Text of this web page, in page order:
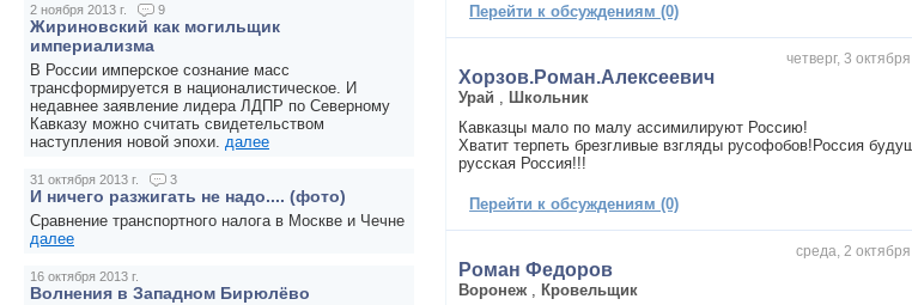
Перейти к обсуждениям (0)
четверг, 3
Хорзов.Роман.Алексеевич
Урай
Школьник
Кавказцы мало по малу ассимилируют Россию!
Хватит терпеть брезгливые взгляды русофобов!Россия
русская Россия!!!
Перейти к обсуждениям (0)
среда, 2
Роман Федоров
Воронеж
Кровельщик
2 ноября 2013 г. 9
Жириновский как могильщик
империализма
В России имперское сознание масс
трансформируется в националистическое. И
недавнее заявление лидера ЛДПР по Северному
Кавказу можно считать свидетельством
наступления новой эпохи. далее
31 октября 2013 г. 3
И ничего разжигать не надо.... (фото)
Сравнение транспортного налога в Москве и Чечне
далее
16 октября 2013 г.
Волнения в Западном Бирюлёво